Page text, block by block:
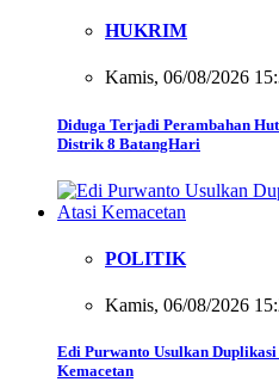
HUKRIM
Kamis, 06/08/2026
Diduga Terjadi Perambahan
Distrik 8 BatangHari
POLITIK
Kamis, 06/08/2026
Edi Purwanto Usulkan
Kemacetan